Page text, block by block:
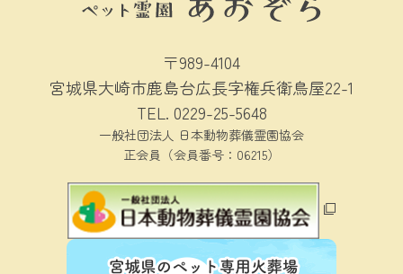
〒989-4104
宮城県大崎市鹿島台広長字権兵衛鳥屋22-1
TEL. 0229-25-5648
一般社団法人 日本動物葬儀霊園協会
正会員（会員番号：06215）